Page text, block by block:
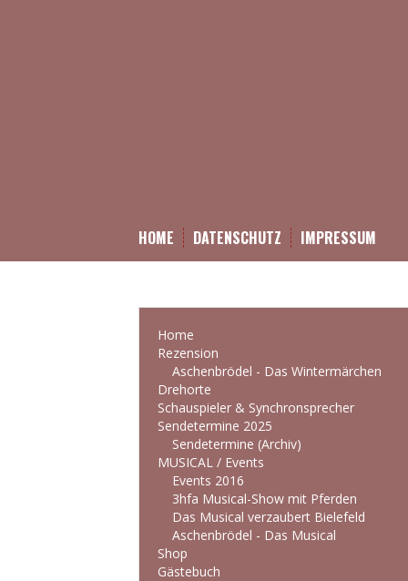
HOME DATENSCHUTZ IMPRESSUM
Home
Rezension
Aschenbrödel - Das Wintermärchen
Drehorte
Schauspieler & Synchronsprecher
Sendetermine 2025
Sendetermine (Archiv)
MUSICAL / Events
Events 2016
3hfa Musical-Show mit Pferden
Das Musical verzaubert Bielefeld
Aschenbrödel - Das Musical
Shop
Gästebuch